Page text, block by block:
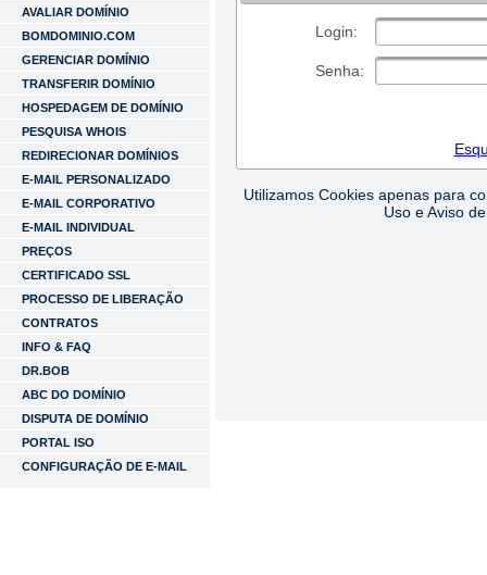
AVALIAR DOMÍNIO
BOMDOMINIO.COM
GERENCIAR DOMÍNIO
TRANSFERIR DOMÍNIO
HOSPEDAGEM DE DOMÍNIO
PESQUISA WHOIS
REDIRECIONAR DOMÍNIOS
E-MAIL PERSONALIZADO
E-MAIL CORPORATIVO
E-MAIL INDIVIDUAL
PREÇOS
CERTIFICADO SSL
PROCESSO DE LIBERAÇÃO
CONTRATOS
INFO & FAQ
DR.BOB
ABC DO DOMÍNIO
DISPUTA DE DOMÍNIO
PORTAL ISO
CONFIGURAÇÃO DE E-MAIL
Login:
Senha:
Utilizamos Cookies apenas para
Uso e Aviso